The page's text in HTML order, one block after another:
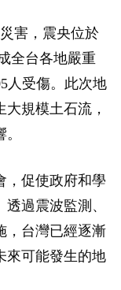
害，震央位於
全台各地嚴重
人受傷。此次地
規模土石流，
，促使政府和學
過震波監測、
，台灣已經逐漸
來可能發生的地